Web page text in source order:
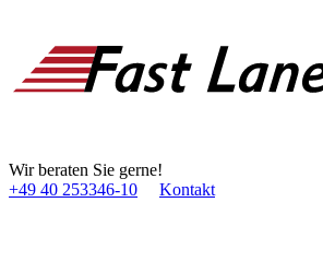
Wir beraten Sie gerne!
+49 40 253346­-10
Kontakt